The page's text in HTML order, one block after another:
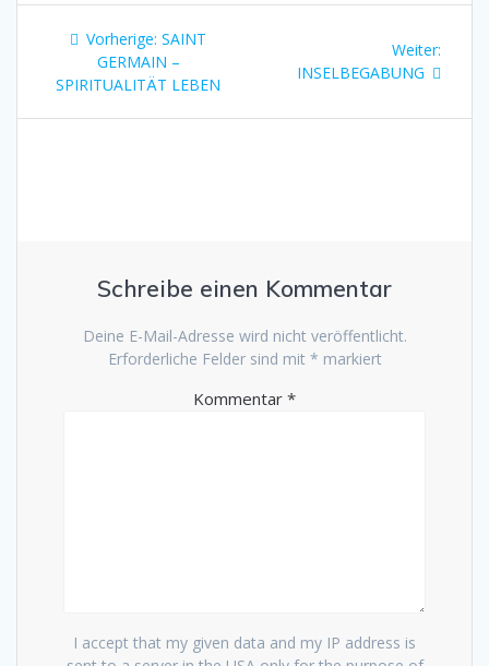
Beitragsnavigation
Vorherige: Vorheriger
Beitrag:
SAINT
GERMAIN –
SPIRITUALITÄT LEBEN
Weiter:
INSELBEGABUNG
Schreibe einen Kommentar
Deine E-Mail-Adresse wird nicht veröffentlicht.
Erforderliche Felder sind mit * markiert
Kommentar *
I accept that my given data and my IP address is